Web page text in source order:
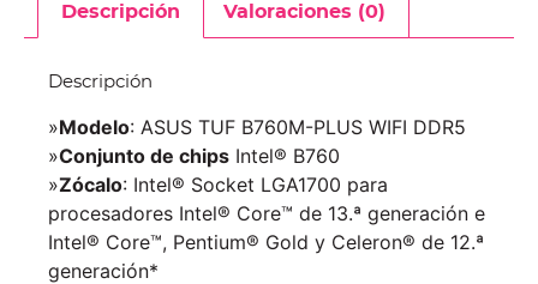
Descripción Valoraciones (0)
Descripción
»Modelo: ASUS TUF B760M-PLUS WIFI DDR5
»Conjunto de chips Intel® B760
»Zócalo: Intel® Socket LGA1700 para
procesadores Intel® Core™ de 13.ª generación e
Intel® Core™, Pentium® Gold y Celeron® de 12.ª
generación*